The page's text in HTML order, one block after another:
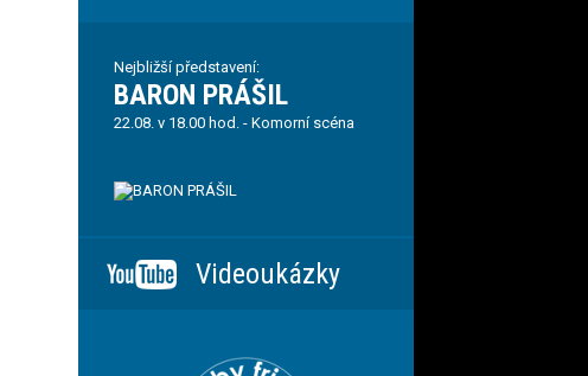
Nejbližší představení:
BARON PRÁŠIL
22.08. v 18.00 hod. - Komorní scéna
Videoukázky